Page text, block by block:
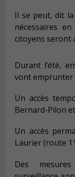
Il se peut, dit
nécessaires
citoyens seront
Durant l’été,
vont emprunter
Un accès
Bernard-Pilon
Un accès
Laurier (route
Des